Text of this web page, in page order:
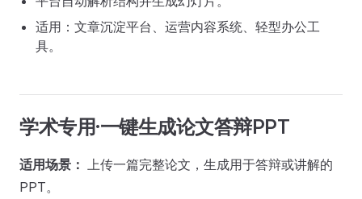
适用：文章沉淀平台、运营内容系统、轻型办公工
具。
学术专用·一键生成论文答辩PPT
适用场景： 上传一篇完整论文，生成用于答辩或讲解的
PPT。